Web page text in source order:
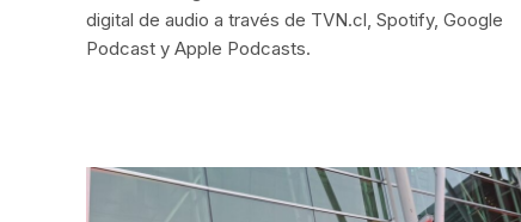
digital de audio a través de TVN.cl, Spotify, Google
Podcast y Apple Podcasts.